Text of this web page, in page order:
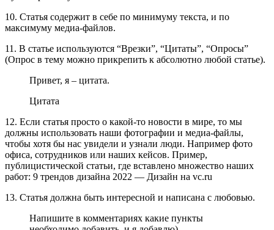
10. Статья содержит в себе по минимуму текста, и по
максимуму медиа-файлов.
11. В статье используются “Врезки”, “Цитаты”, “Опросы”
(Опрос в тему можно прикрепить к абсолютно любой статье).
Привет, я – цитата.
Цитата
12. Если статья просто о какой-то новости в мире, то мы
должны использовать наши фотографии и медиа-файлы,
чтобы хотя бы нас увидели и узнали люди. Например фото
офиса, сотрудников или наших кейсов. Пример,
публицистической статьи, где вставлено множество наших
работ: 9 трендов дизайна 2022 — Дизайн на vc.ru
13. Статья должна быть интересной и написана с любовью.
Напишите в комментариях какие пункты